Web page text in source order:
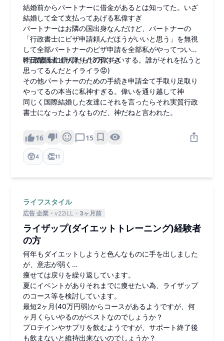
結婚前からパートナーに借金があるとは知ってた。いざ
結婚して全て支払ってあげる私偉すぎ
パートナーはお隣の国出身なんだけど、パートナーの
「行政書士にビザ申請頼んだほうがいいと思う」を無視
して全部パートナーのビザ申請を全部私がやってついに
昨日配偶者ビザ降りたの偉すぎ
(行政書士に頼んだら13万くらいする。誰がそれを払うと
思ってるんだとイライラ😡)
その他パートナーのための手続き申請全て手取り足取り
やってるの本当に私神すぎる。偉いを通り越して神
同じく国際結婚した友達にそれを言ったらそれ実質行政
書士になったようなものだ、神だねと言われた。
16 15
😲4 👏11
ライフスタイル
広告 企業 v22iLL 3ヶ月前
ライザップ(ダイエットトレーニング)経験者
の方
何年もダイエットしようと色んなものに手を出しました
が、意志が弱く…
痩せては戻りを繰り返しています。
夏にイベントがありそれまでに痩せたい為、ライザップ
のコース等を検討しています。
最短2ヶ月(40万円弱)からコースがあるようですが、何
ヶ月くらいやるのがベストなのでしょうか？
プロテインやサプリを飲むようですが、サポート終了後
も飲まないと維持出来ないのでしょうか？